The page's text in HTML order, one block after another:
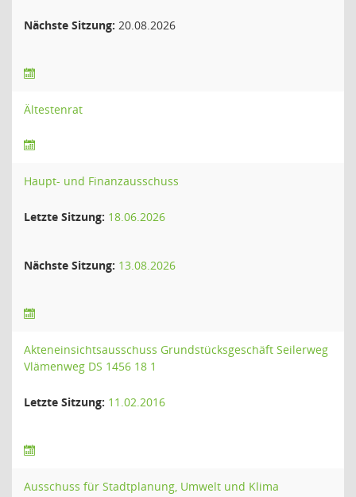
Nächste Sitzung: 20.08.2026
Ältestenrat
Haupt- und Finanzausschuss
Letzte Sitzung: 18.06.2026
Nächste Sitzung: 13.08.2026
Akteneinsichtsausschuss Grundstücksgeschäft Seilerweg
Vlämenweg DS 1456 18 1
Letzte Sitzung: 11.02.2016
Ausschuss für Stadtplanung, Umwelt und Klima